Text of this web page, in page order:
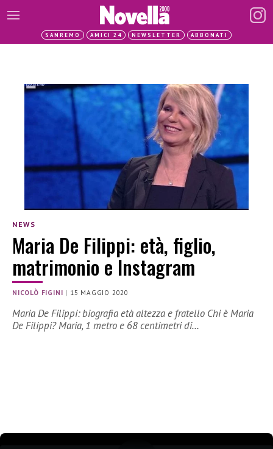
SANREMO AMICI 24 NEWSLETTER ABBONATI
NEWS
Maria De Filippi: età, figlio,
matrimonio e Instagram
NICOLÒ FIGINI | 15 MAGGIO 2020
Maria De Filippi: biografia età altezza e fratello Chi è Maria
De Filippi? Maria, 1 metro e 68 centimetri di…